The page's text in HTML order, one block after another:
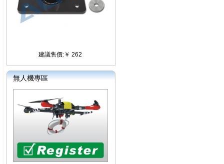
建議售價:￥ 262
無人機專區